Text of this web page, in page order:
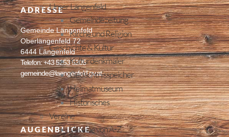
Unser Längenfeld
Gemeindezeitung
Kirche und Religion
Geschichte & Kultur
Kulturdenkmäler
Gedächtnisspeicher
Heimatmuseum
Historisches
Vereine
Vereine von A-Z
ADRESSE
Gemeinde Längenfeld
Oberlängenfeld 72
6444 Längenfeld
Telefon: +43 5253 5205
gemeinde@laengenfeld.gv.at
AUGENBLICKE